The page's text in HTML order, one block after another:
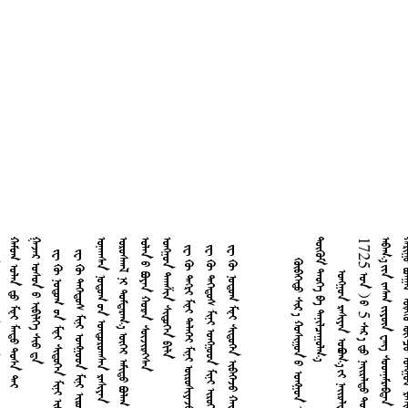
                                                           